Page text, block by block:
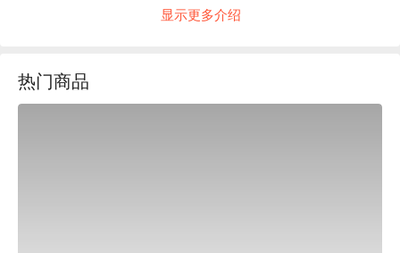
顏如玉足體養生會館評價：Google 4.7 星、平台 5 星好評
僅是極佳的身心放鬆活動，更可視為保養身體的絕佳秘訣，透
過適度的筋骨鬆開，必定讓您感到全身舒暢。
显示更多介绍
热门商品